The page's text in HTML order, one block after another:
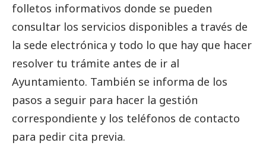
folletos informativos donde se pueden
consultar los servicios disponibles a través de
la sede electrónica y todo lo que hay que hacer
resolver tu trámite antes de ir al
Ayuntamiento. También se informa de los
pasos a seguir para hacer la gestión
correspondiente y los teléfonos de contacto
para pedir cita previa.